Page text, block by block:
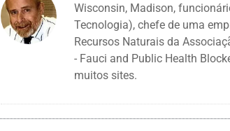
Wisconsin, Madison,
Tecnologia), chefe de uma
Recursos Naturais da
- Fauci and Public Health
muitos sites.